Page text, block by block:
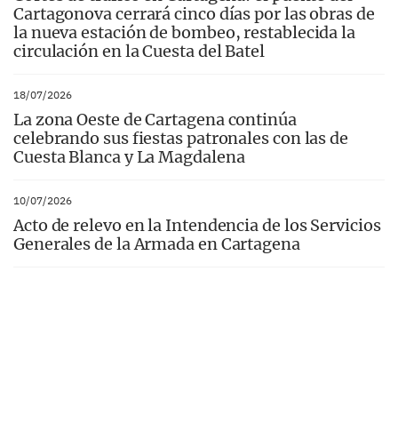
Cartagonova cerrará cinco días por las obras de
la nueva estación de bombeo, restablecida la
circulación en la Cuesta del Batel
18/07/2026
La zona Oeste de Cartagena continúa
celebrando sus fiestas patronales con las de
Cuesta Blanca y La Magdalena
10/07/2026
Acto de relevo en la Intendencia de los Servicios
Generales de la Armada en Cartagena